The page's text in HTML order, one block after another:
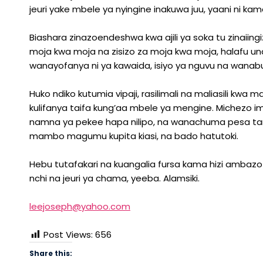
jeuri yake mbele ya nyingine inakuwa juu, yaani ni
Biashara zinazoendeshwa kwa ajili ya soka tu
moja kwa moja na zisizo za moja kwa moja, halafu
wanayofanya ni ya kawaida, isiyo ya nguvu na
Huko ndiko kutumia vipaji, rasilimali na maliasili kwa
kulifanya taifa kung’aa mbele ya mengine. Michezo
namna ya pekee hapa nilipo, na wanachuma pesa
mambo magumu kupita kiasi, na bado hatutoki.
Hebu tutafakari na kuangalia fursa kama hizi
nchi na jeuri ya chama, yeeba. Alamsiki.
leejoseph@yahoo.com
Post Views: 656
Share this: